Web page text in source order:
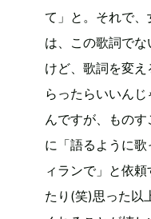
て」と。それで
は、この歌詞で
けど、歌詞を変
らったらいいん
んですが、もの
に「語るように
ィランで」と依
たり(笑)思った以